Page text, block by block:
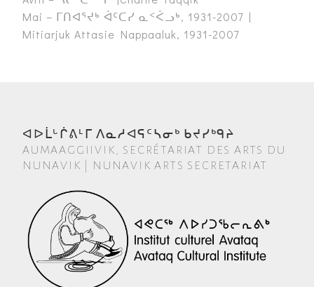
Mai – ᒥᑎᐊᕐᔪᒃ ᐋᑦᑕᓯ ᓇᑉᐹᓗᒃ, 1931-2007 |
Mitiarjuk Attasie Nappaaluk, 1931-2007
ᐊᐅᒫᒡᒌᕕᒻᒥ ᐱᓇᓱᐊᕋᑦᓴᓂᒃ ᑲᔪᓯᒃᑫᔨ
AUMAAGGIIVIK, SECRÉTARIAT DES ARTS DU
NUNAVIK | NUNAVIK ARTS SECRETARIAT